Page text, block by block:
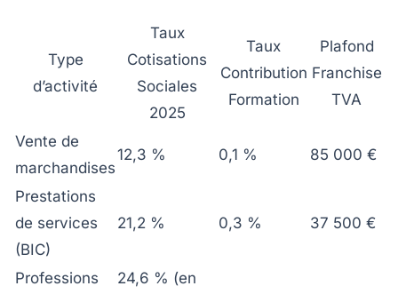
Type
d’activité
Taux
Cotisations
Sociales
2025
Taux
Contribution
Formation
Plafond
Franchise
TVA
Vente de
marchandises
12,3 % 0,1 % 85 000 €
Prestations
de services
(BIC)
21,2 % 0,3 % 37 500 €
Professions
24,6 % (en